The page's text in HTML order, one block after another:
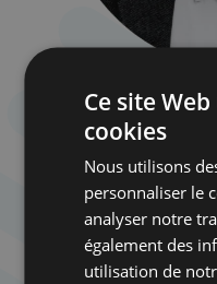
Ce site
cookies
Nous utilisons
personnaliser le
analyser notre
également des
utilisation de